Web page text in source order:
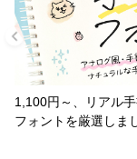
1,100円～、リアル
フォントを厳選しま